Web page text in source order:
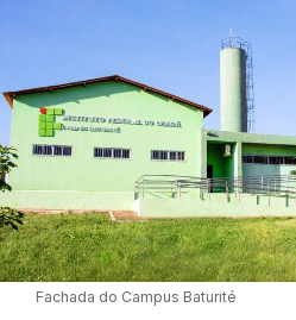
Fachada do Campus Baturité